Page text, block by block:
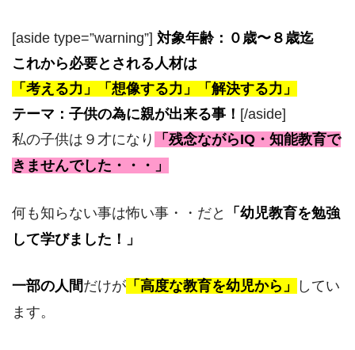
[aside type=”warning”] 対象年齢：０歳〜８歳迄
これから必要とされる人材は
「考える力」「想像する力」「解決する力」
テーマ：子供の為に親が出来る事！ [/aside]
私の子供は９才になり
「残念ながらIQ・知能教育で
きませんでした・・・」
何も知らない事は怖い事・・だと
「幼児教育を勉強
して学びました！」
一部の人間だけが 「高度な教育を幼児から」
してい
ます。